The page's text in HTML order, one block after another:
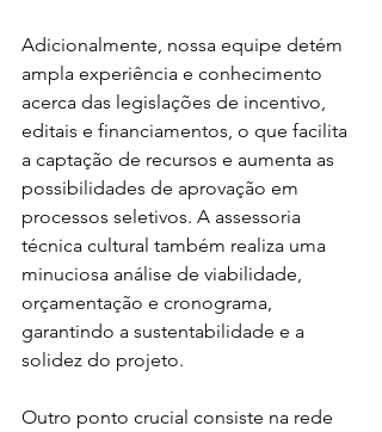
Adicionalmente, nossa equipe detém
ampla experiência e conhecimento
acerca das legislações de incentivo,
editais e financiamentos, o que facilita
a captação de recursos e aumenta as
possibilidades de aprovação em
processos seletivos. A assessoria
técnica cultural também realiza uma
minuciosa análise de viabilidade,
orçamentação e cronograma,
garantindo a sustentabilidade e a
solidez do projeto.
Outro ponto crucial consiste na rede